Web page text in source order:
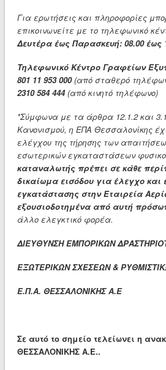
Για ερωτήσεις και πληροφορίες
επικοινωνείτε με το τηλεφωνικό
Δευτέρα έως Παρασκευή: 08.00 έως
Τηλεφωνικό Κέντρο Γραφείων
801 11 953 000(από σταθερό
2310 584 444(από κινητό τηλέφωνο)
*Σύμφωνα με τα άρθρα 12.1.2 και
Κανονισμού, η ΕΠΑ Θεσσαλονίκης
ελέγχου της τήρησης των
εσωτερικών εγκαταστάσεων
καταναλωτής πρέπει σε κάθε
δικαίωμα εισόδου για έλεγχο και
εγκατάστασης στην Εταιρεία
εξουσιοδοτημένα από αυτή
άλλο ελεγκτικό φορέα.
ΔΙΕΥΘΥΝΣΗ ΕΜΠΟΡΙΚΩΝ
ΕΞΩΤΕΡΙΚΩΝ ΣΧΕΣΕΩΝ &
Ε.Π.Α. ΘΕΣΣΑΛΟΝΙΚΗΣ Α.Ε
Σε αυτό το σημείο τελείωνει η
ΘΕΣΣΑΛΟΝΙΚΗΣ Α.Ε..